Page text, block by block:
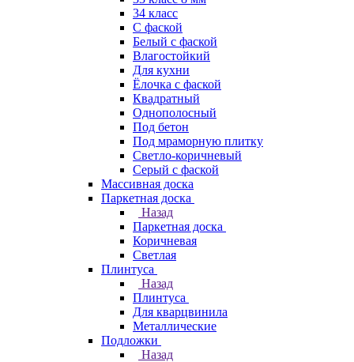
34 класс
C фаской
Белый с фаской
Влагостойкий
Для кухни
Ёлочка с фаской
Квадратный
Однополосный
Под бетон
Под мраморную плитку
Светло-коричневый
Серый с фаской
Массивная доска
Паркетная доска
Назад
Паркетная доска
Коричневая
Светлая
Плинтуса
Назад
Плинтуса
Для кварцвинила
Металлические
Подложки
Назад